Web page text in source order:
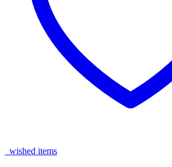
wished items